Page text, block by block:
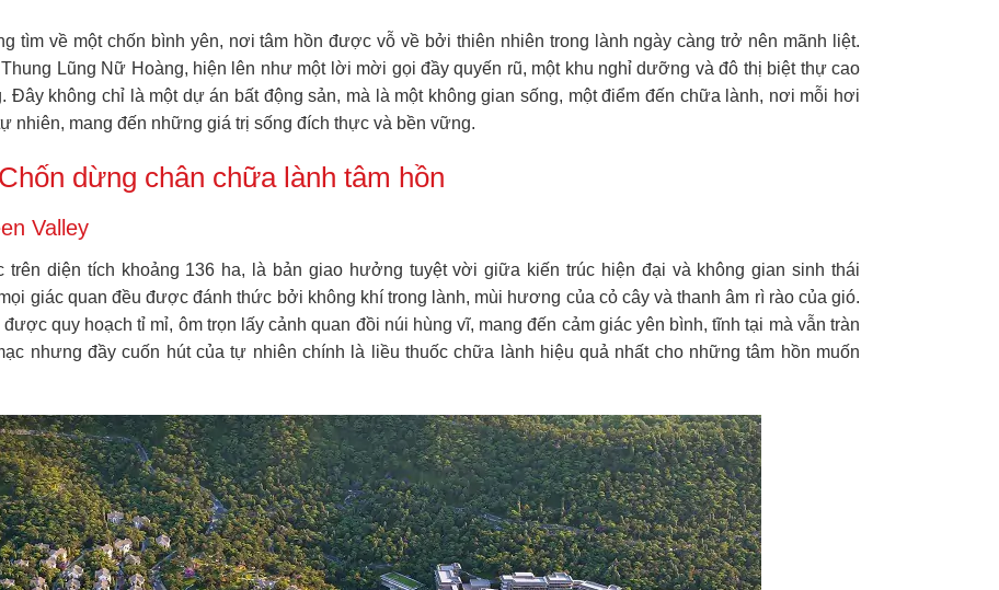
tìm về một chốn bình yên, nơi tâm hồn được vỗ về bởi thiên nhiên trong lành ngày càng trở nên mãnh liệt.
Lũng Nữ Hoàng, hiện lên như một lời mời gọi đầy quyến rũ, một khu nghỉ dưỡng và đô thị biệt thự cao
không chỉ là một dự án bất động sản, mà là một không gian sống, một điểm đến chữa lành, nơi mỗi hơi
mang đến những giá trị sống đích thực và bền vững.
dừng chân chữa lành tâm hồn
Valley
trên diện tích khoảng 136 ha, là bản giao hưởng tuyệt vời giữa kiến trúc hiện đại và không gian sinh thái
giác quan đều được đánh thức bởi không khí trong lành, mùi hương của cỏ cây và thanh âm rì rào của gió.
quy hoạch tỉ mỉ, ôm trọn lấy cảnh quan đồi núi hùng vĩ, mang đến cảm giác yên bình, tĩnh tại mà vẫn tràn
nhưng đầy cuốn hút của tự nhiên chính là liều thuốc chữa lành hiệu quả nhất cho những tâm hồn muốn